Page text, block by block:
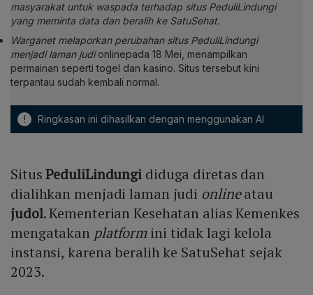
masyarakat untuk waspada terhadap situs PeduliLindungi
yang meminta data dan beralih ke SatuSehat.
Warganet melaporkan perubahan situs PeduliLindungi
menjadi laman judionlinepada 18 Mei, menampilkan
permainan seperti togel dan kasino. Situs tersebut kini
terpantau sudah kembali normal.
! Ringkasan ini dihasilkan dengan menggunakan AI
SitusPeduliLindungi diduga diretas dan
dialihkan menjadi laman judi onlineatau
judol. Kementerian Kesehatan alias Kemenkes
mengatakan platformini tidak lagi kelola
instansi, karena beralih ke SatuSehat sejak
2023.